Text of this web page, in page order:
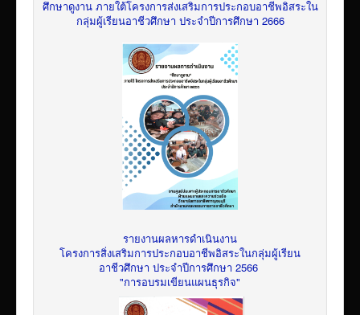
ศึกษาดูงาน ภายใต้โครงการส่งเสริมการประกอบอาชีพอิสระใน
กลุ่มผู้เรียนอาชีวศึกษา ประจำปีการศึกษา 2666
รายงานผลหารดำเนินงาน
โครงการสิ่งเสริมการประกอบอาชีพอิสระในกลุ่มผู้เรียน
อาชีวศึกษา ประจำปีการศึกษา 2566
"การอบรมเขียนแผนธุรกิจ"